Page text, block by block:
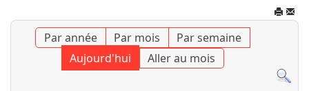
Par année Par mois
Par semaine
Aujourd'hui
Aller au mois